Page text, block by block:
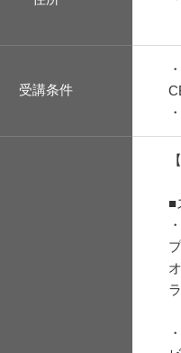
受講条件
■